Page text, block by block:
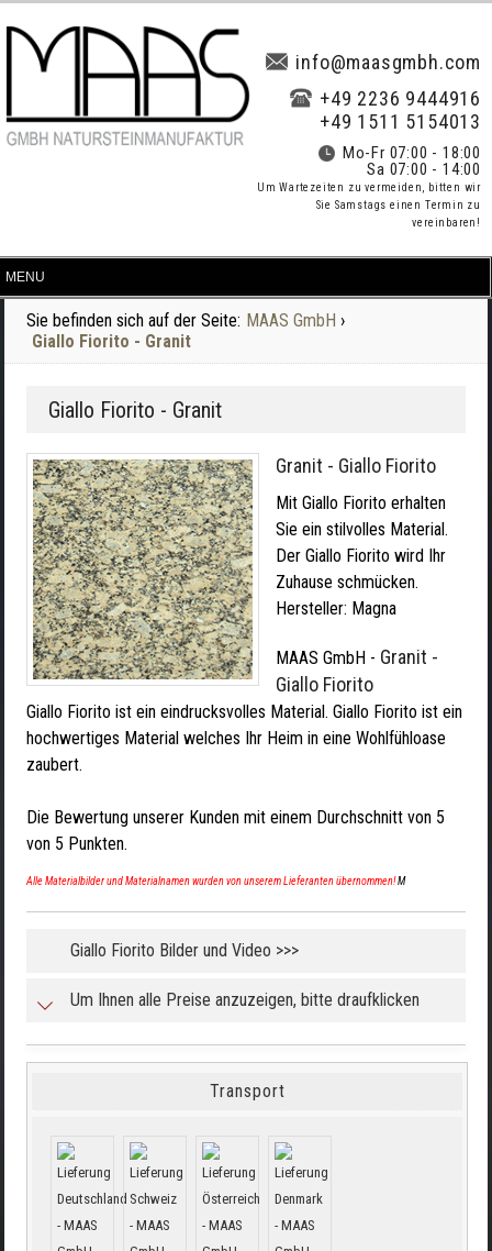
info@maasgmbh.com
+49 2236 9444916
+49 1511 5154013
Mo-Fr 07:00 - 18:00
Sa 07:00 - 14:00
Um Wartezeiten zu vermeiden, bitten wir
Sie Samstags einen Termin zu
vereinbaren!
Sie befinden sich auf der Seite: MAAS GmbH ›
Giallo Fiorito - Granit
Giallo Fiorito - Granit
Granit - Giallo Fiorito
Mit Giallo Fiorito erhalten
Sie ein stilvolles Material.
Der Giallo Fiorito wird Ihr
Zuhause schmücken.
Hersteller: Magna
MAAS GmbH - Granit -
Giallo Fiorito
Giallo Fiorito ist ein eindrucksvolles Material. Giallo Fiorito ist ein
hochwertiges Material welches Ihr Heim in eine Wohlfühloase
zaubert.
Die Bewertung unserer Kunden mit einem Durchschnitt von 5
von 5 Punkten.
Alle Materialbilder und Materialnamen wurden von unserem Lieferanten übernommen!M
Giallo Fiorito Bilder und Video >>>
Um Ihnen alle Preise anzuzeigen, bitte draufklicken
Transport